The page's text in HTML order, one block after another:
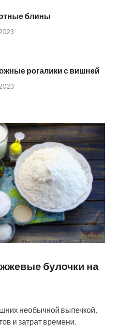
блины
рогалики с вишней
булочки на
необычной выпечкой,
и затрат времени.